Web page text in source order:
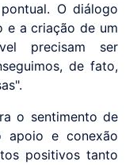
O diálogo
e a criação de um
precisam ser
de fato,
o sentimento de
apoio e conexão
positivos tanto